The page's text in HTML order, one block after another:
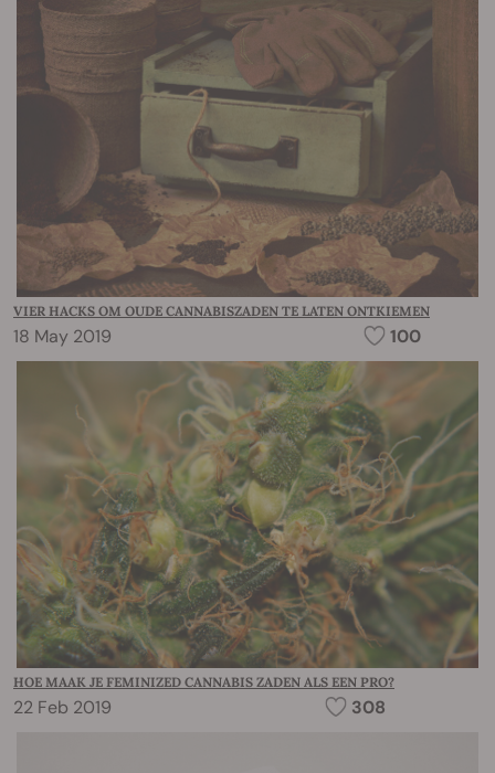
VIER HACKS OM OUDE CANNABISZADEN TE LATEN ONTKIEMEN
18 May 2019 100
HOE MAAK JE FEMINIZED CANNABIS ZADEN ALS EEN PRO?
22 Feb 2019 308